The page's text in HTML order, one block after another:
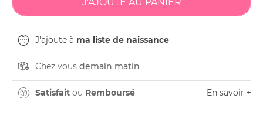
J'ajoute à ma liste de naissance
Chez vous demain matin
Satisfait ou Remboursé En savoir +